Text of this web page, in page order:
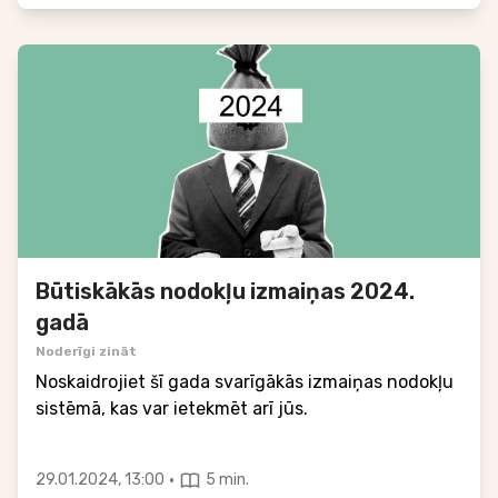
Būtiskākās nodokļu izmaiņas 2024.
gadā
Noderīgi zināt
Noskaidrojiet šī gada svarīgākās izmaiņas nodokļu
sistēmā, kas var ietekmēt arī jūs.
29.01.2024, 13:00 · 5 min.